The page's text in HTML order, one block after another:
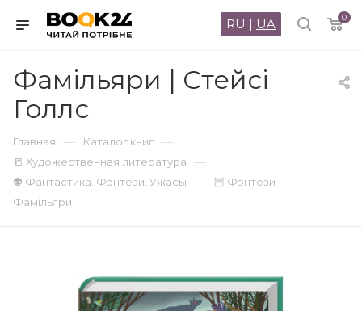
0
RU | UA
Фамільяри | Стейсі
Голлс
Главная — Каталог книг —
📒 Художественная литература —
👽 Фантастика. Фэнтези. Ужасы — 🦉 Фэнтези —
Фамільяри